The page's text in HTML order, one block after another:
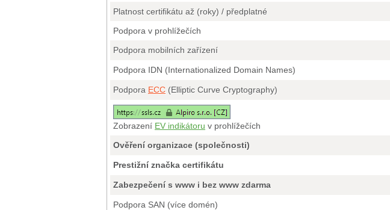
Platnost certifikátu až (roky) / předplatné
Podpora v prohlížečích
Podpora mobilních zařízení
Podpora IDN (Internationalized Domain Names)
Podpora ECC (Elliptic Curve Cryptography)
Zobrazení EV indikátoru v prohlížečích
Ověření organizace (společnosti)
Prestižní značka certifikátu
Zabezpečení s www i bez www zdarma
Podpora SAN (více domén)